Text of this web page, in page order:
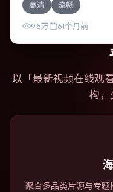
尾留白耐人寻味。
高清 流畅
9.5万 61个月前
以「最新视频在线观
构，
聚合多品类片源与专